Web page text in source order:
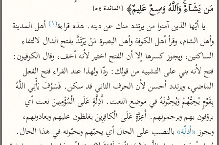
Type 2 or more characters for results.
Type 1 or more
characters for results.
أمّهات
تفسير الطبري
تفسير ابن كثير
تفسير القرطبي
تفسير البغوي
عامّة
فتح البيان للقنوجي
فتح القدير للشوكاني
تفسير ابن جزي
موسوعات
معاصرة
الميسر
المختصر في
التفسير
تفسير السعدي
أيسر التفاسير
مَن یَشَاۤءُۚ وَٱللَّهُ وَ ٰ⁠سِعٌ عَلِیمٌ﴾ [المائدة ٥٤]
يا أيّها الذين آمنوا من يرتدد منك عن دينه. هذه قراءة(١)
ويجوز «أذلّة»